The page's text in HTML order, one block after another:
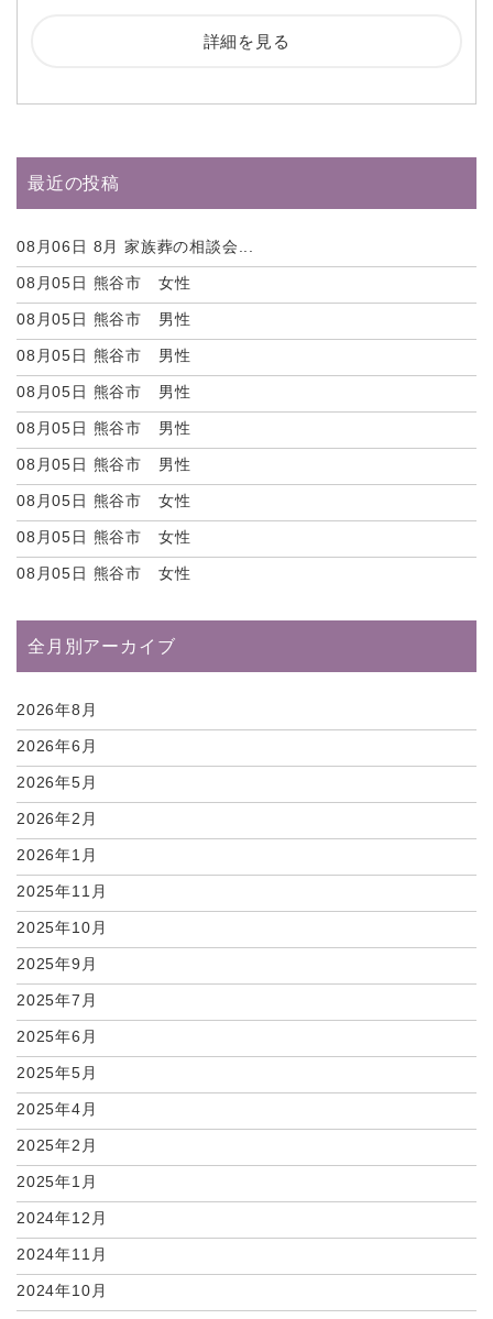
詳細を見る
最近の投稿
08月06日 8月 家族葬の相談会...
08月05日 熊谷市 女性
08月05日 熊谷市 男性
08月05日 熊谷市 男性
08月05日 熊谷市 男性
08月05日 熊谷市 男性
08月05日 熊谷市 男性
08月05日 熊谷市 女性
08月05日 熊谷市 女性
08月05日 熊谷市 女性
全月別アーカイブ
2026年8月
2026年6月
2026年5月
2026年2月
2026年1月
2025年11月
2025年10月
2025年9月
2025年7月
2025年6月
2025年5月
2025年4月
2025年2月
2025年1月
2024年12月
2024年11月
2024年10月